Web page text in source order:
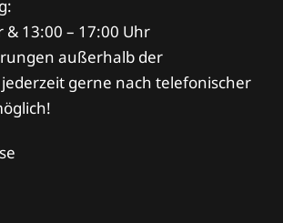
& 13:00 – 17:00 Uhr
außerhalb der
gerne nach telefonischer